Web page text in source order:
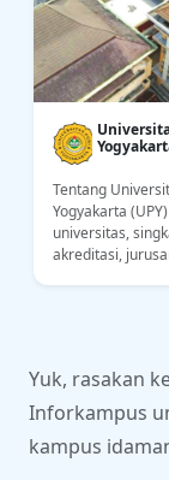
Tentang
Yogyakarta
universitas,
akreditasi,
Yuk, rasakan
Inforkampus
kampus